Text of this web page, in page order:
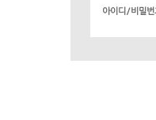
아이디/비밀번